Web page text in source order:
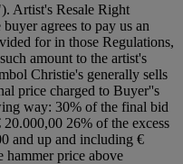
Artist's Resale Right
agrees to pay us an
for in those Regulations,
amount to the artist's
Christie's generally sells
price charged to Buyer''s
way: 30% of the final bid
26% of the excess
and up and including €
hammer price above